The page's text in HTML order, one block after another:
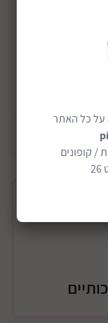
על כל האתר
/ קופונים